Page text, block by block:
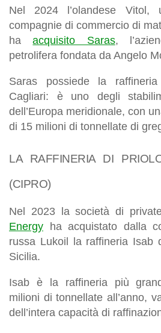
Nel 2024 l’olandese Vitol,
compagnie di commercio di
haacquisito Saras,
petrolifera fondata da Angelo
Saras possiede la
Cagliari: è uno degli
dell’Europa meridionale, con
di 15 milioni di tonnellate di
LA RAFFINERIA DI
(CIPRO)
Nel 2023 la società di
Energy ha acquistato dalla
russa Lukoil la raffineria Isab
Sicilia.
Isab è la raffineria più
milioni di tonnellate all’anno,
dell’intera capacità di